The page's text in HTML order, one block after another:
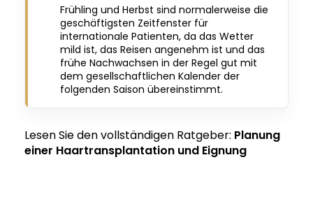
Frühling und Herbst sind normalerweise die
geschäftigsten Zeitfenster für
internationale Patienten, da das Wetter
mild ist, das Reisen angenehm ist und das
frühe Nachwachsen in der Regel gut mit
dem gesellschaftlichen Kalender der
folgenden Saison übereinstimmt.
Lesen Sie den vollständigen Ratgeber: Planung
einer Haartransplantation und Eignung